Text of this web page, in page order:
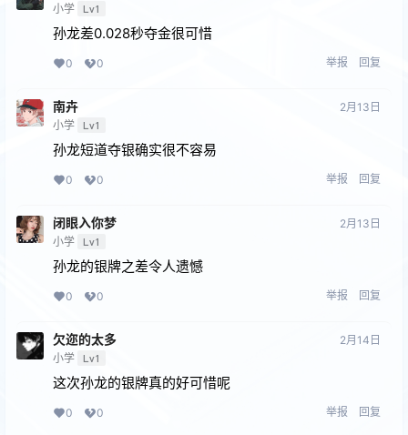
小学 Lv1
孙龙差0.028秒夺金很可惜
0 0 举报 回复
南卉
小学 Lv1
2月13日
孙龙短道夺银确实很不容易
0 0 举报 回复
闭眼⼊你梦
小学 Lv1
2月13日
孙龙的银牌之差令人遗憾
0 0 举报 回复
欠迩的太多
小学 Lv1
2月14日
这次孙龙的银牌真的好可惜呢
0 0 举报 回复